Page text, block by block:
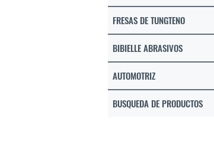
FRESAS DE TUNGTENO
BIBIELLE ABRASIVOS
AUTOMOTRIZ
BUSQUEDA DE PRODUCTOS